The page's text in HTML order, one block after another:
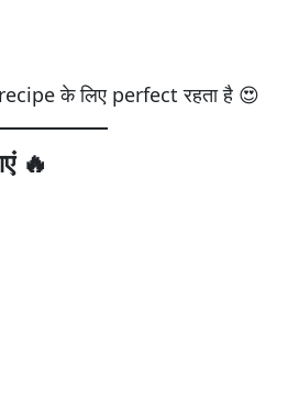
के लिए perfect रहता है 😍
🔥